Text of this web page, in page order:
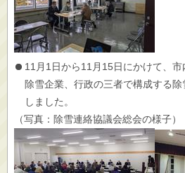
11月1日から11月15日にかけて、市
除雪企業、行政の三者で構成する
しました。
（写真：除雪連絡協議会総会の様子）